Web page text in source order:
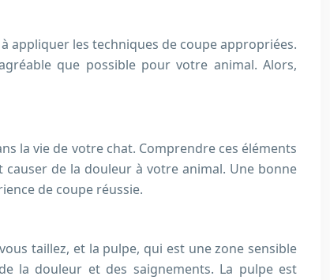
appliquer les techniques de coupe appropriées.
que possible pour votre animal. Alors,
la vie de votre chat. Comprendre ces éléments
de la douleur à votre animal. Une bonne
de coupe réussie.
taillez, et la pulpe, qui est une zone sensible
la douleur et des saignements. La pulpe est